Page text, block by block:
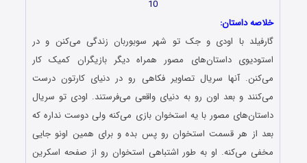
10
خلاصه داستان:
گارفیلد با اودی و جک تو شهر سوبوربان زندگی می‌کنن و در
استودیوی داستان‌های مصور همراه دیگر بازیگران کمیک کار
می‌کنن. آنها سریال تصاویر فکاهی رو در دنیای کارتون درست
می‌کنند و بعد اون رو به دنیای واقعی می‌فرستند. اودی تو سریال
داستان‌های مصور با یه استخوان بازی می‌کنه ولی دوست نداره که
بعد از هر قسمت استخوان رو پس بده و برای همین اونو جایی
مخفی می‌کنه. او به طور اشتباهی استخوان رو از صفحه اسکرین